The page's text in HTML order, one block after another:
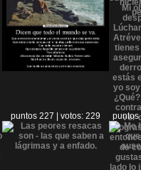
puntos 227 | votos: 229 puntos